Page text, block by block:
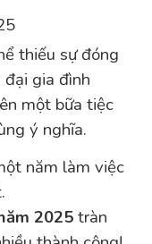
thiếu sự đóng
gia đình
một bữa tiệc
ý nghĩa.
năm làm việc
2025tràn